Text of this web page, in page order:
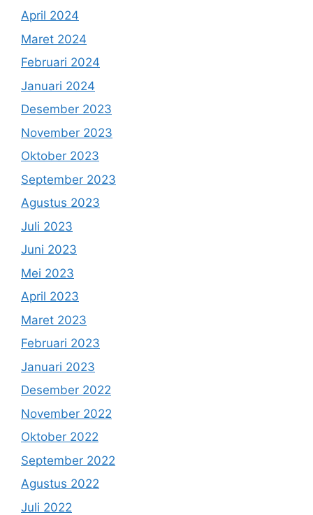
April 2024
Maret 2024
Februari 2024
Januari 2024
Desember 2023
November 2023
Oktober 2023
September 2023
Agustus 2023
Juli 2023
Juni 2023
Mei 2023
April 2023
Maret 2023
Februari 2023
Januari 2023
Desember 2022
November 2022
Oktober 2022
September 2022
Agustus 2022
Juli 2022